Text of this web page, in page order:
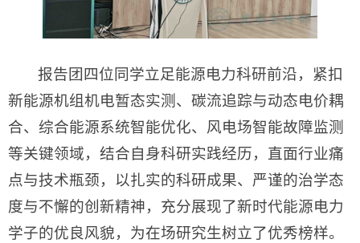
报告团四位同学立足能源电力科研前沿，紧扣
新能源机组机电暂态实测、碳流追踪与动态电价耦
合、综合能源系统智能优化、风电场智能故障监测
等关键领域，结合自身科研实践经历，直面行业痛
点与技术瓶颈，以扎实的科研成果、严谨的治学态
度与不懈的创新精神，充分展现了新时代能源电力
学子的优良风貌，为在场研究生树立了优秀榜样。